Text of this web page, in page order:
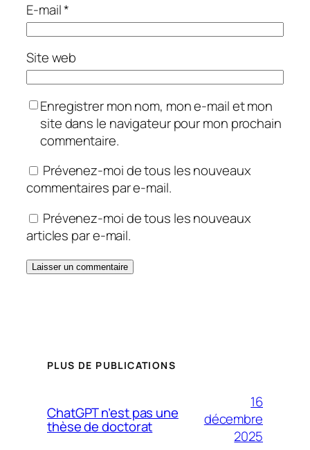
E-mail*
Site web
Enregistrer mon nom, mon e-mail et mon
site dans le navigateur pour mon prochain
commentaire.
Prévenez-moi de tous les nouveaux
commentaires par e-mail.
Prévenez-moi de tous les nouveaux
articles par e-mail.
PLUS DE PUBLICATIONS
ChatGPT n’est pas une
thèse de doctorat
16
décembre
2025